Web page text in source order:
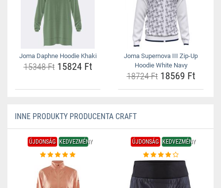
Joma Daphne Hoodie Khaki
15348 Ft15824 Ft
Joma Supernova III Zip-Up
Hoodie White Navy
18724 Ft18569 Ft
INNE PRODUKTY PRODUCENTA CRAFT
ÚJDONSÁG KEDVEZMÉNY ÚJDONSÁG KEDVEZMÉNY